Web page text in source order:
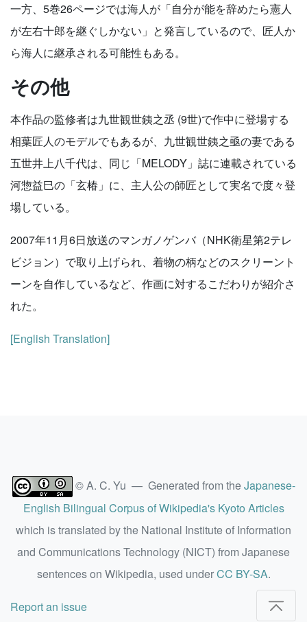
一方、5巻26ページでは海人が「自分が能を辞めたら憲人
が左右十郎を継ぐしかない」と発言しているので、匠人か
ら海人に継承される可能性もある。
その他
本作品の監修者は九世観世銕之丞 (9世)で作中に登場する
相葉匠人のモデルでもあるが、九世観世銕之亟の妻である
五世井上八千代は、同じ「MELODY」誌に連載されている
河惣益巳の「玄椿」に、主人公の師匠として実名で度々登
場している。
2007年11月6日放送のマンガノゲンバ（NHK衛星第2テレ
ビジョン）で取り上げられ、着物の柄などのスクリーント
ーンを自作しているなど、作画に対するこだわりが紹介さ
れた。
[English Translation]
© A. C. Yu — Generated from theJapanese-
English Bilingual Corpus of Wikipedia's Kyoto Articles
which is translated by the National Institute of Information
and Communications Technology (NICT) from Japanese
sentences on Wikipedia, used underCC BY-SA.
Report an issue